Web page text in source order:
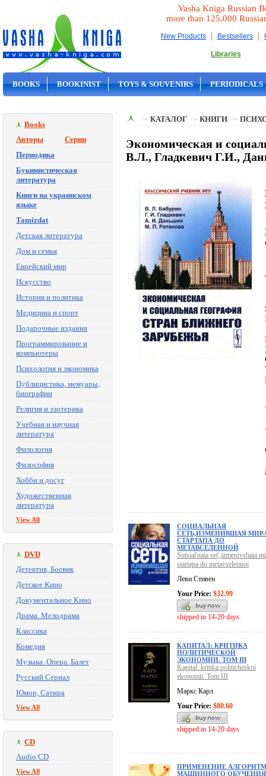
Vasha Kniga Russian
more than 125,000
New Products | Bestsellers |
Libraries
BOOKS BOOKINIST TOYS & SOUVENIRS PERIODICALS
Books
Авторы
Серии
Периодика
Букинистическая
литература
Книги на украинском
языке
Tamizdat
Детская литература
Дом и семья
Еврейский мир
Искусство
История и политика
Медицина и спорт
Подарочные издания
Программирование и
компьютеры
Психология и экономика
Публицистика, мемуары,
биографии
Религия и эзотерика
Учебная и научная
литература
Филология
Философия
Хобби и досуг
Художественная
литература
View All
DVD
Детектив, Боевик
Детское Кино
Документальное Кино
Драма. Мелодрама
Классика
Комедия
Музыка. Опера. Балет
Русский Сериал
Юмор, Сатира
View All
CD
Audio CD
View All
КАТАЛОГ КНИГИ
Экономическая и
В.Л., Гладкевич Г.И.,
СОЦИАЛЬНАЯ
СЕТЬ,ИЗМЕНИВШАЯ
СТАРТАПА ДО
МЕТАВСЕЛЕННОЙ
Sotsial'naia set',izmenivshaia
startapa do metavselennoi
Леви Стивен
Your Price: $32.99
shipped in 14-20 days
КАПИТАЛ: КРИТИКА
ПОЛИТИЧЕСКОЙ
ЭКОНОМИИ. ТОМ III
Kapital: kritika politicheskoi
ekonomii. Tom III
Маркс Карл
Your Price: $80.60
shipped in 14-20 days
ПРИМЕНЕНИЕ
МАШИННОГО ОБУЧЕНИЯ